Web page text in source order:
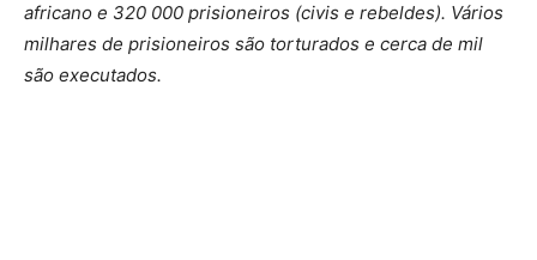
africano e 320 000 prisioneiros (civis e rebeldes). Vários
milhares de prisioneiros são torturados e cerca de mil
são executados.